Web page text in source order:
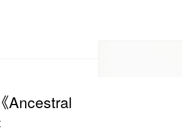
Ancestral